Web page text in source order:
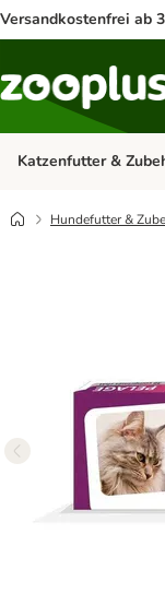
Versandkostenfrei ab
Katzenfutter &
Hundefutter &